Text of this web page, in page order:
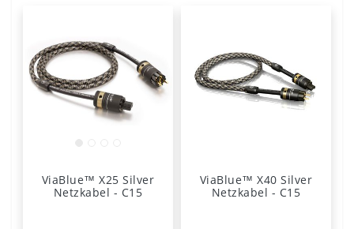
ViaBlue™ X25 Silver
Netzkabel - C15
ViaBlue™ X40 Silver
Netzkabel - C15